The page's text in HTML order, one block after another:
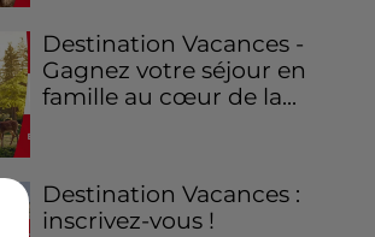
Destination Vacances -
Gagnez votre séjour en
famille au cœur de la...
Destination Vacances :
inscrivez-vous !